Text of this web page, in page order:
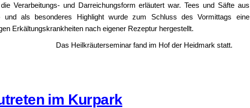
Verarbeitungs- und Darreichungsform erläutert war. Tees und Säfte aus
und als besonderes Highlight wurde zum Schluss des Vormittags eine
Erkältungskrankheiten nach eigener Rezeptur hergestellt.
Das Heilkräuterseminar fand im Hof der Heidmark statt.
im Kurpark